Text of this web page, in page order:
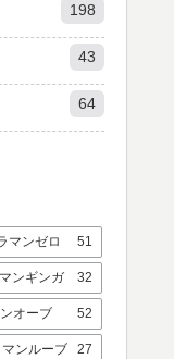
198
43
64
マンゼロ 51
ンギンガ 32
オーブ 52
ンルーブ 27